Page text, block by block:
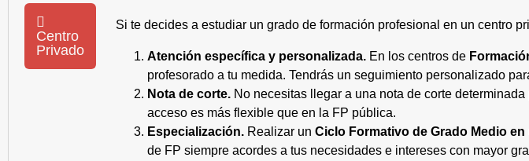
Centro
Privado
Si te decides a estudiar un grado de formación profesional en un centro
Atención específica y personalizada. En los centros de
profesorado a tu medida. Tendrás un seguimiento personalizado
Nota de corte. No necesitas llegar a una nota de corte determinada
acceso es más flexible que en la FP pública.
Especialización. Realizar un Ciclo Formativo de Grado Medio
de FP siempre acordes a tus necesidades e intereses con mayor